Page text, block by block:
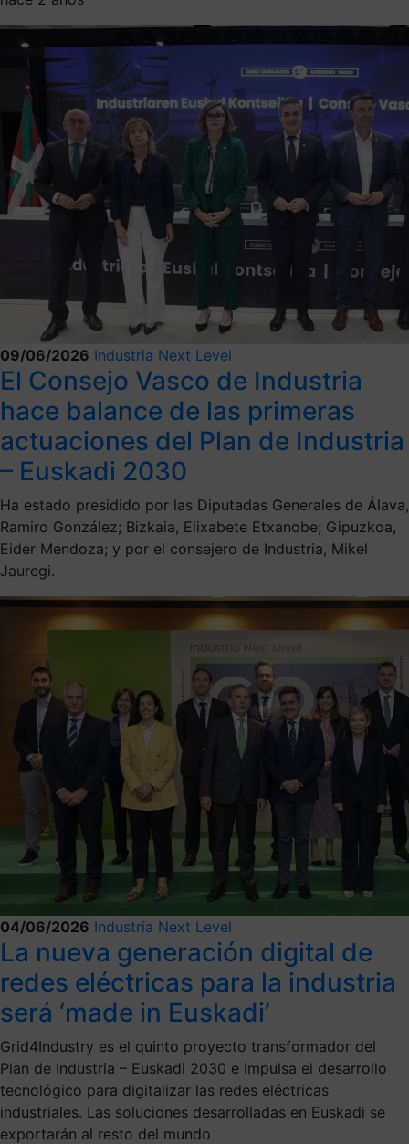
09/06/2026 Industria Next Level
El Consejo Vasco de Industria
hace balance de las primeras
actuaciones del Plan de Industria
– Euskadi 2030
Ha estado presidido por las Diputadas Generales de Álava,
Ramiro González; Bizkaia, Elixabete Etxanobe; Gipuzkoa,
Eider Mendoza; y por el consejero de Industria, Mikel
Jauregi.
04/06/2026 Industria Next Level
La nueva generación digital de
redes eléctricas para la industria
será ‘made in Euskadi’
Grid4Industry es el quinto proyecto transformador del
Plan de Industria – Euskadi 2030 e impulsa el desarrollo
tecnológico para digitalizar las redes eléctricas
industriales. Las soluciones desarrolladas en Euskadi se
exportarán al resto del mundo